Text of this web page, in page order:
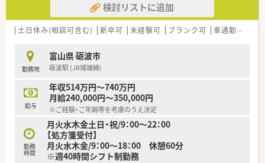
検討リストに追加
土日休み(相談可含む) 新卒可 未経験可 ブランク可 車通勤可
勤務地
富山県 砺波市
砺波駅 (JR城端線)
給与
年収514万円～740万円
月給240,000円～350,000円
※ご経験・ご年齢等を考慮のうえ決定
勤務
時間
月火水木金土日・祝/9：00～22：00
【処方箋受付】
月火水木金/9：00～18：00 休憩60分
※週40時間シフト制勤務